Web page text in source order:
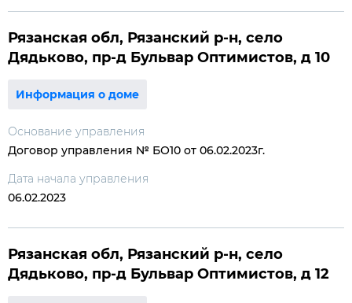
Рязанская обл, Рязанский р-н, село
Дядьково, пр-д Бульвар Оптимистов, д 10
Информация о доме
Основание управления
Договор управления № БО10 от 06.02.2023г.
Дата начала управления
06.02.2023
Рязанская обл, Рязанский р-н, село
Дядьково, пр-д Бульвар Оптимистов, д 12